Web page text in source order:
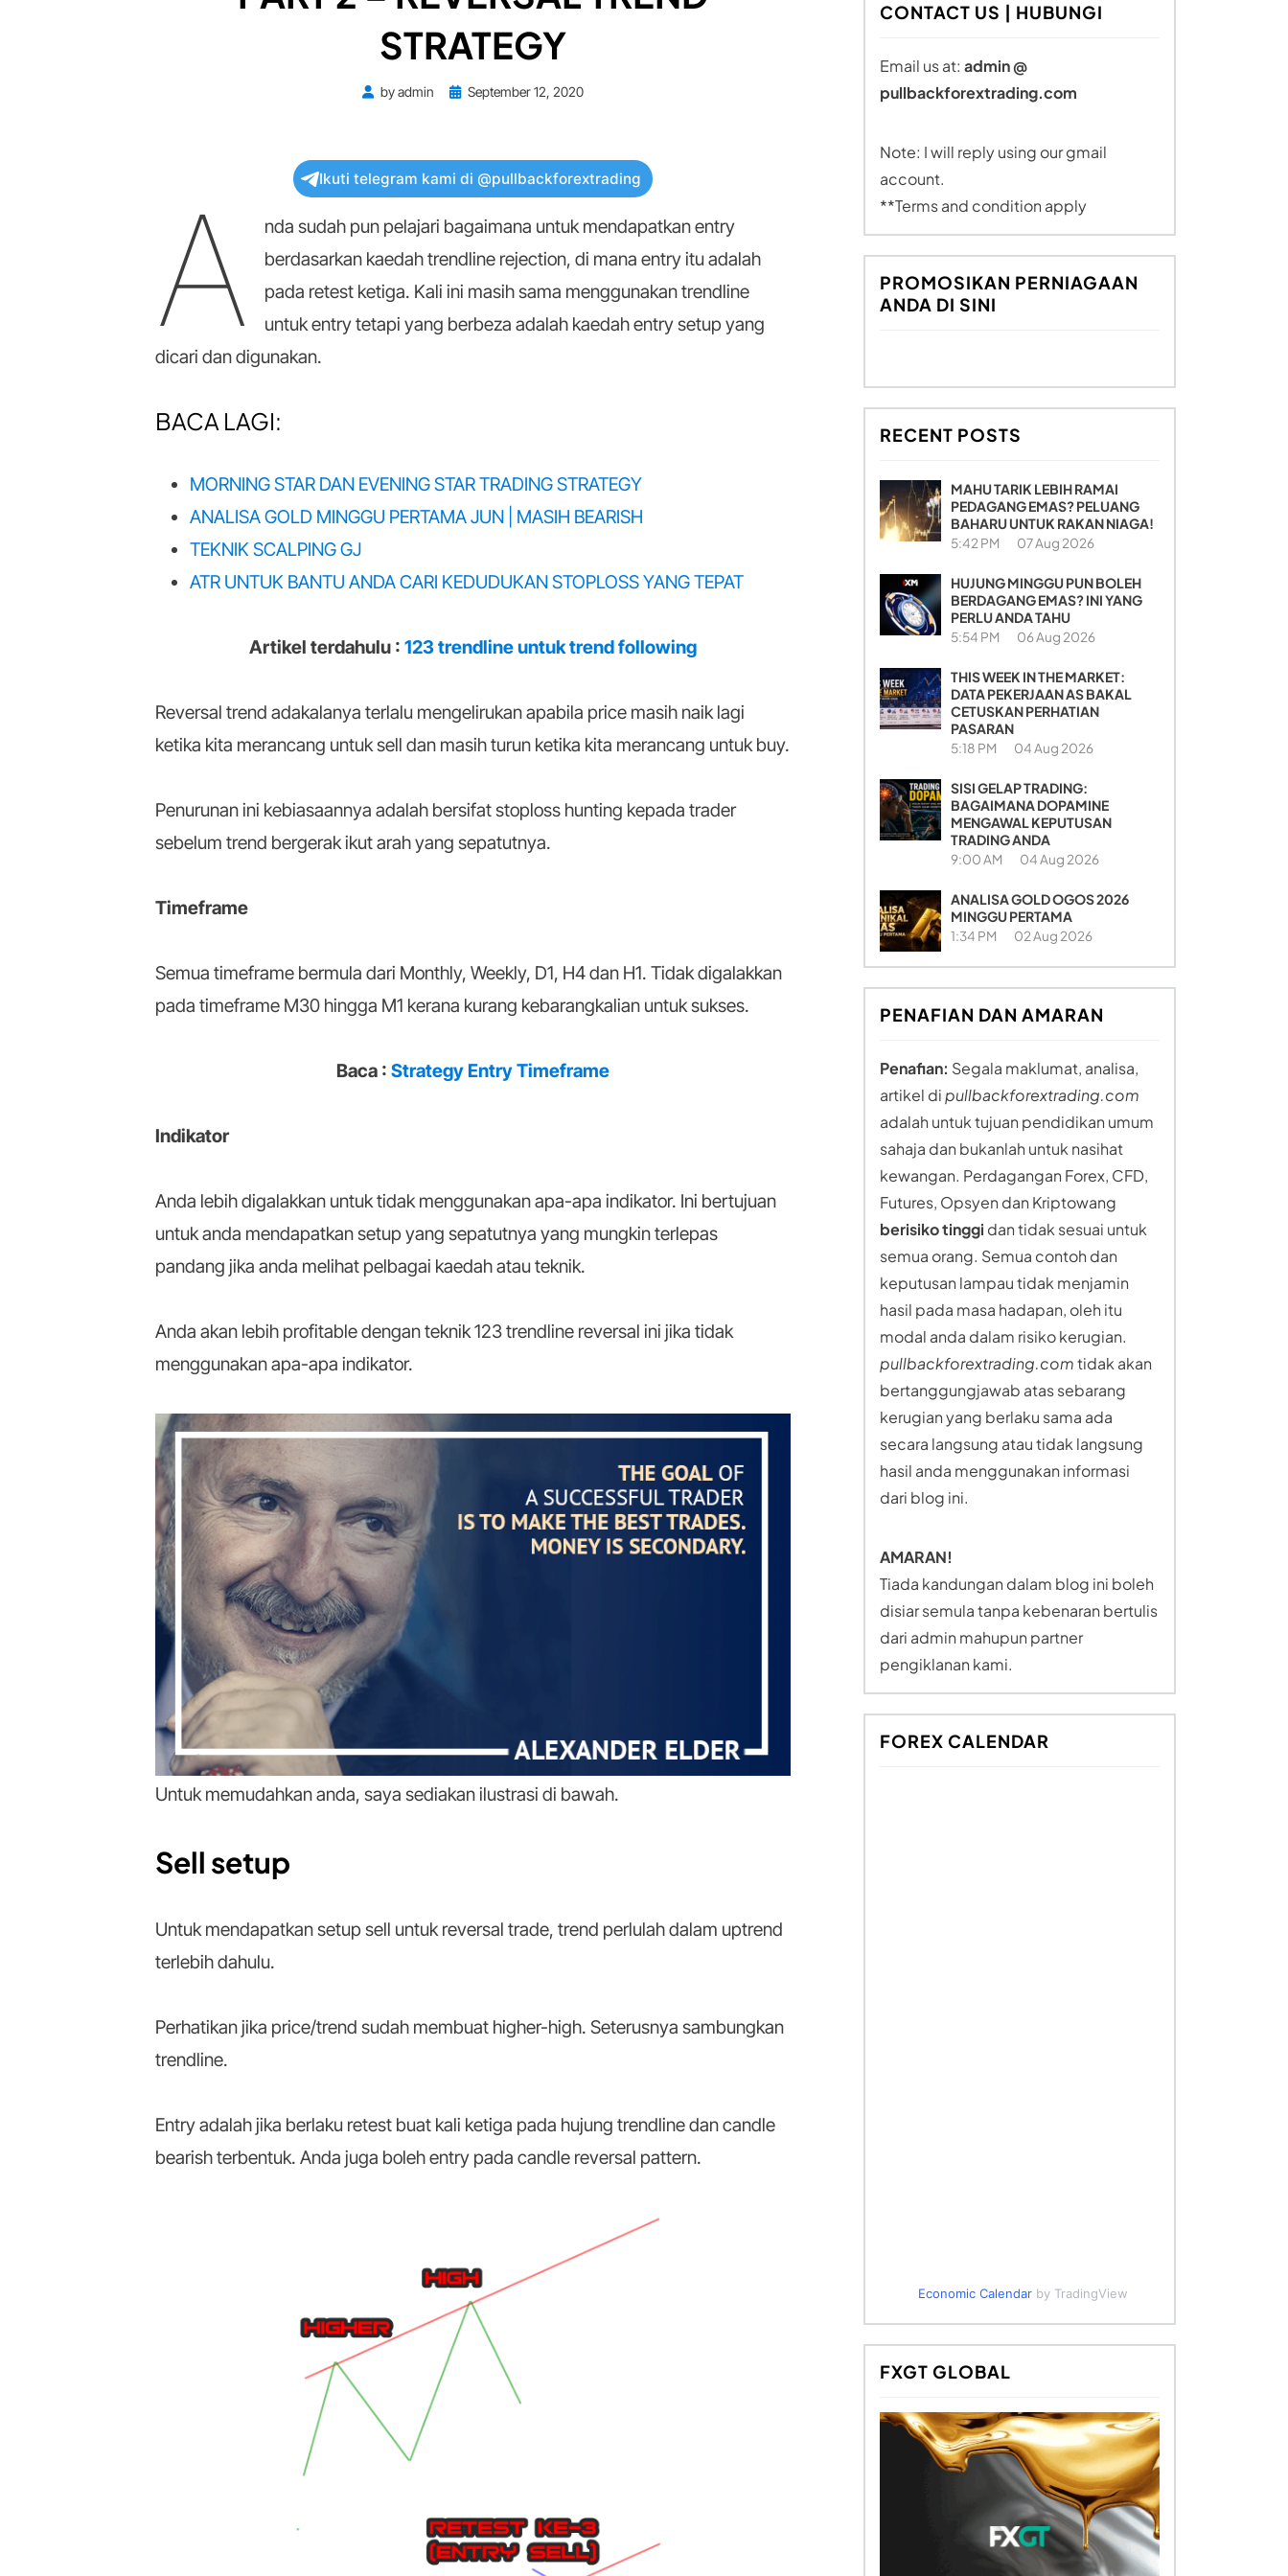
STRATEGY
byadmin
PostedSeptember 12, 2020
Ikuti telegram kami di @pullbackforextrading
A
nda sudah pun pelajari bagaimana untuk mendapatkan entry
berdasarkan kaedah trendline rejection, di mana entry itu adalah
pada retest ketiga. Kali ini masih sama menggunakan trendline
untuk entry tetapi yang berbeza adalah kaedah entry setup yang
dicari dan digunakan.
BACA LAGI:
MORNING STAR DAN EVENING STAR TRADING STRATEGY
ANALISA GOLD MINGGU PERTAMA JUN | MASIH BEARISH
TEKNIK SCALPING GJ
ATR UNTUK BANTU ANDA CARI KEDUDUKAN STOPLOSS YANG TEPAT
Artikel terdahulu :123 trendline untuk trend following
Reversal trend adakalanya terlalu mengelirukan apabila price masih naik lagi
ketika kita merancang untuk sell dan masih turun ketika kita merancang untuk buy.
Penurunan ini kebiasaannya adalah bersifat stoploss hunting kepada trader
sebelum trend bergerak ikut arah yang sepatutnya.
Timeframe
Semua timeframe bermula dari Monthly, Weekly, D1, H4 dan H1. Tidak digalakkan
pada timeframe M30 hingga M1 kerana kurang kebarangkalian untuk sukses.
Baca :Strategy Entry Timeframe
Indikator
Anda lebih digalakkan untuk tidak menggunakan apa-apa indikator. Ini bertujuan
untuk anda mendapatkan setup yang sepatutnya yang mungkin terlepas
pandang jika anda melihat pelbagai kaedah atau teknik.
Anda akan lebih profitable dengan teknik 123 trendline reversal ini jika tidak
menggunakan apa-apa indikator.
Untuk memudahkan anda, saya sediakan ilustrasi di bawah.
Sell setup
Untuk mendapatkan setup sell untuk reversal trade, trend perlulah dalam uptrend
terlebih dahulu.
Perhatikan jika price/trend sudah membuat higher-high. Seterusnya sambungkan
trendline.
Entry adalah jika berlaku retest buat kali ketiga pada hujung trendline dan candle
bearish terbentuk. Anda juga boleh entry pada candle reversal pattern.
CONTACT US | HUBUNGI
Email us at: admin @
pullbackforextrading.com
Note: I will reply using our gmail
account.
**Terms and condition apply
PROMOSIKAN PERNIAGAAN
ANDA DI SINI
RECENT POSTS
MAHU TARIK LEBIH RAMAI
PEDAGANG EMAS? PELUANG
BAHARU UNTUK RAKAN NIAGA!
5:42 PM 07 Aug 2026
HUJUNG MINGGU PUN BOLEH
BERDAGANG EMAS? INI YANG
PERLU ANDA TAHU
5:54 PM 06 Aug 2026
THIS WEEK IN THE MARKET:
DATA PEKERJAAN AS BAKAL
CETUSKAN PERHATIAN
PASARAN
5:18 PM 04 Aug 2026
SISI GELAP TRADING:
BAGAIMANA DOPAMINE
MENGAWAL KEPUTUSAN
TRADING ANDA
9:00 AM 04 Aug 2026
ANALISA GOLD OGOS 2026
MINGGU PERTAMA
1:34 PM 02 Aug 2026
PENAFIAN DAN AMARAN
Penafian: Segala maklumat, analisa,
artikel dipullbackforextrading.com
adalah untuk tujuan pendidikan umum
sahaja dan bukanlah untuk nasihat
kewangan. Perdagangan Forex, CFD,
Futures, Opsyen dan Kriptowang
berisiko tinggi dan tidak sesuai untuk
semua orang. Semua contoh dan
keputusan lampau tidak menjamin
hasil pada masa hadapan, oleh itu
modal anda dalam risiko kerugian.
pullbackforextrading.comtidak akan
bertanggungjawab atas sebarang
kerugian yang berlaku sama ada
secara langsung atau tidak langsung
hasil anda menggunakan informasi
dari blog ini.
AMARAN!
Tiada kandungan dalam blog ini boleh
disiar semula tanpa kebenaran bertulis
dari admin mahupun partner
pengiklanan kami.
FOREX CALENDAR
Economic Calendar by TradingView
FXGT GLOBAL